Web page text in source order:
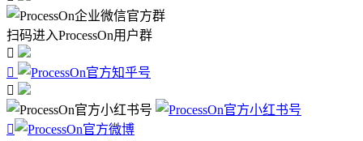
扫码进入ProcessOn用户群



